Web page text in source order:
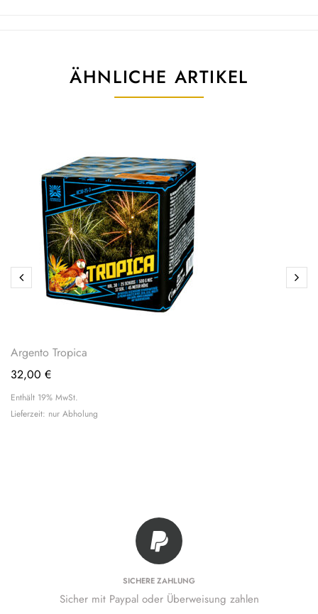
ÄHNLICHE ARTIKEL
Argento Tropica
32,00 €
Enthält 19% MwSt.
Lieferzeit: nur Abholung
SICHERE ZAHLUNG
Sicher mit Paypal oder Überweisung zahlen